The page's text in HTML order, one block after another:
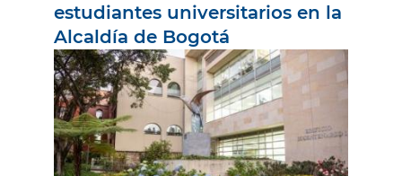
estudiantes universitarios en la
Alcaldía de Bogotá